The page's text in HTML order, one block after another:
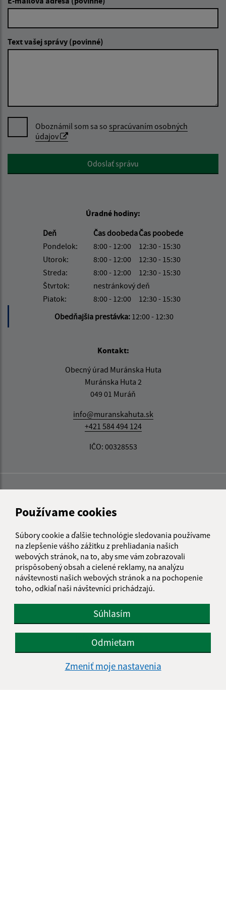
Používame cookies
Súbory cookie a ďalšie technológie sledovania používame
na zlepšenie vášho zážitku z prehliadania našich
webových stránok, na to, aby sme vám zobrazovali
prispôsobený obsah a cielené reklamy, na analýzu
návštevnosti našich webových stránok a na pochopenie
toho, odkiaľ naši návštevníci prichádzajú.
Súhlasím
Odmietam
Zmeniť moje nastavenia
Text vašej správy (povinné)
Oboznámil som sa so spracúvaním osobných
údajov
Google reCaptcha ResponseOdoslať správu
Úradné hodiny:
Deň
Čas doobedaČas poobede
Pondelok:
8:00 - 12:00
12:30 - 15:30
Utorok:
8:00 - 12:00
12:30 - 15:30
Streda:
8:00 - 12:00
12:30 - 15:30
Štvrtok:
nestránkový deň
Piatok:
8:00 - 12:00
12:30 - 15:30
Obedňajšia prestávka: 12:00 - 12:30
Kontakt:
Obecný úrad Muránska Huta
Muránska Huta 2
049 01 Muráň
info@muranskahuta.sk
+421 584 494 124
IČO: 00328553
Informácie o stránke:
Vyhlásenie o prístupnosti
Autorské práva